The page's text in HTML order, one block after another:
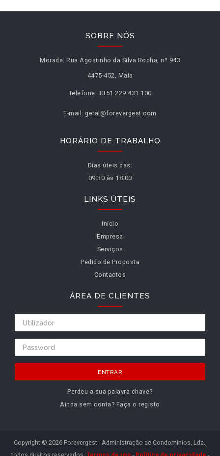
SOBRE NÓS
Morada: Rua Agostinho da Silva Rocha, nº 943
4475-452, Maia
Telefone: +351 229 431 100
E-mail: geral@forevergest.com
HORÁRIO DE TRABALHO
Dias úteis das:
09:30 às 18:00
LINKS ÚTEIS
Início
Empresa
Serviços
Pedido de Proposta
Contactos
ÁREA DE CLIENTES
ENTRAR
Perdeu a sua palavra-chave?
Ainda sem conta? Faça o registo
Copyright © 2026 Forevergest - Administração de Condomínios, Lda.,